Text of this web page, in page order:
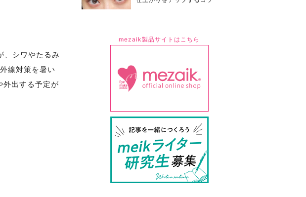
、シワやたるみ
線対策を暑い
外出する予定が
mezaik製品サイトはこちら